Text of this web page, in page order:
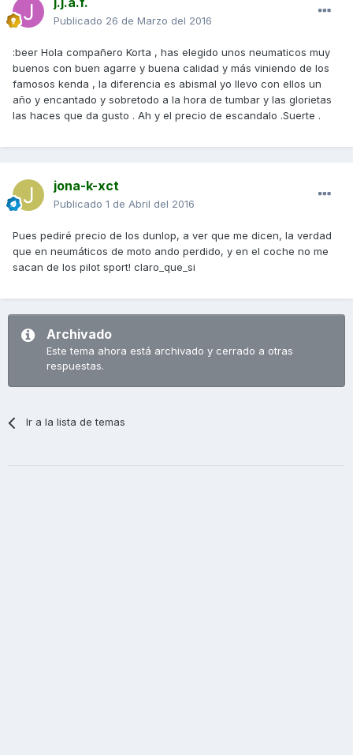
Publicado 26 de Marzo del 2016
:beer Hola compañero Korta , has elegido unos neumaticos muy
buenos con buen agarre y buena calidad y más viniendo de los
famosos kenda , la diferencia es abismal yo llevo con ellos un
año y encantado y sobretodo a la hora de tumbar y las glorietas
las haces que da gusto . Ah y el precio de escandalo .Suerte .
jona-k-xct
Publicado 1 de Abril del 2016
Pues pediré precio de los dunlop, a ver que me dicen, la verdad
que en neumáticos de moto ando perdido, y en el coche no me
sacan de los pilot sport! claro_que_si
Archivado
Este tema ahora está archivado y cerrado a otras
respuestas.
Ir a la lista de temas